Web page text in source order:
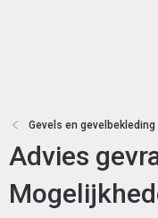
Gevels en gevelbekleding
Advies